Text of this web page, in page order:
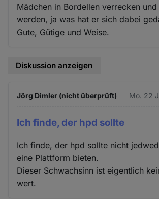
Mädchen in Bordellen verrecken
werden, ja was hat er sich dabei
Gute, Gütige und Weise.
Diskussion anzeigen
Jörg Dimler (nicht überprüft) Mo. 22
Ich finde, der hpd sollte
Ich finde, der hpd sollte nicht
eine Plattform bieten.
Dieser Schwachsinn ist eigentlich
wert.